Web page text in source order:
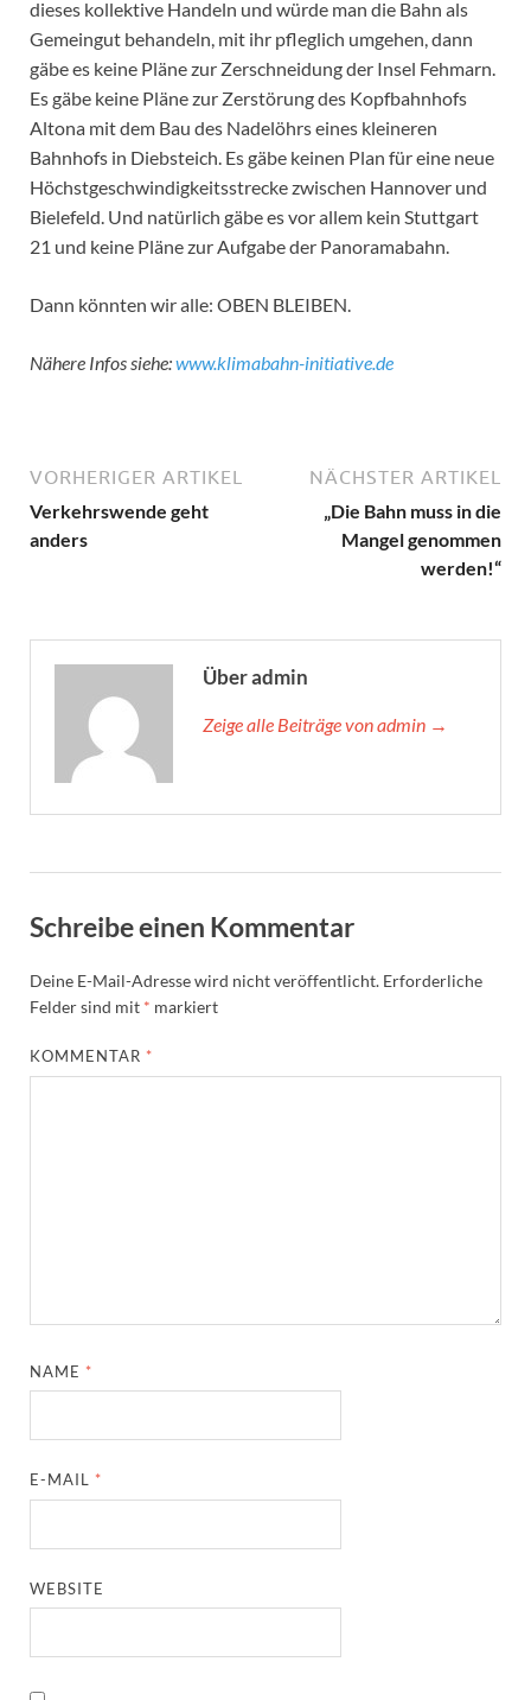
dieses kollektive Handeln und würde man die Bahn als
Gemeingut behandeln, mit ihr pfleglich umgehen, dann
gäbe es keine Pläne zur Zerschneidung der Insel Fehmarn.
Es gäbe keine Pläne zur Zerstörung des Kopfbahnhofs
Altona mit dem Bau des Nadelöhrs eines kleineren
Bahnhofs in Diebsteich. Es gäbe keinen Plan für eine neue
Höchstgeschwindigkeitsstrecke zwischen Hannover und
Bielefeld. Und natürlich gäbe es vor allem kein Stuttgart
21 und keine Pläne zur Aufgabe der Panoramabahn.
Dann könnten wir alle: OBEN BLEIBEN.
Nähere Infos siehe:www.klimabahn-initiative.de
VORHERIGER ARTIKEL
Verkehrswende geht
anders
NÄCHSTER ARTIKEL
„Die Bahn muss in die
Mangel genommen
werden!“
Über admin
Zeige alle Beiträge von admin →
Schreibe einen Kommentar
Deine E-Mail-Adresse wird nicht veröffentlicht. Erforderliche
Felder sind mit * markiert
KOMMENTAR *
NAME *
E-MAIL *
WEBSITE